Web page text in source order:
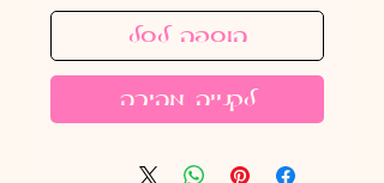
הוספה לסל
לקנייה מהירה